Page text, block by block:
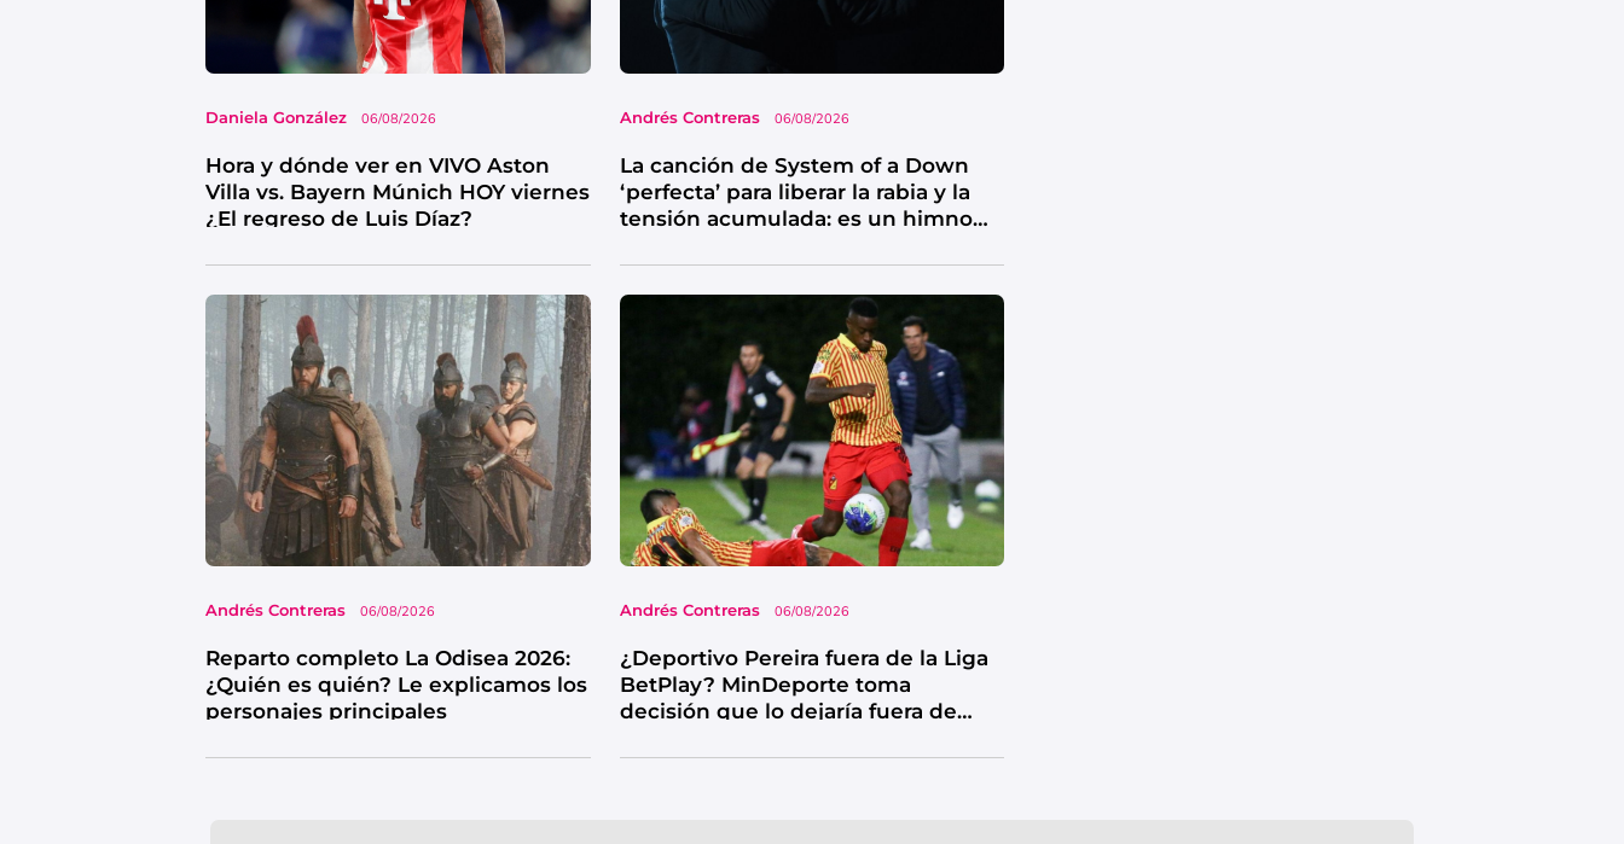
Daniela González 06/08/2026
Hora y dónde ver en VIVO Aston
Villa vs. Bayern Múnich HOY viernes
¿El regreso de Luis Díaz?
Andrés Contreras 06/08/2026
La canción de System of a Down
‘perfecta’ para liberar la rabia y la
tensión acumulada: es un himno
Andrés Contreras 06/08/2026
Reparto completo La Odisea 2026:
¿Quién es quién? Le explicamos los
personajes principales
Andrés Contreras 06/08/2026
¿Deportivo Pereira fuera de la Liga
BetPlay? MinDeporte toma
decisión que lo dejaría fuera de